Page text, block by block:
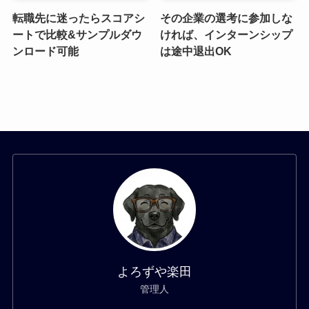
転職先に迷ったらスコアシ
ートで比較&サンプルダウ
ンロード可能
その企業の選考に参加しな
ければ、インターンシップ
は途中退出OK
よろずや楽田
管理人